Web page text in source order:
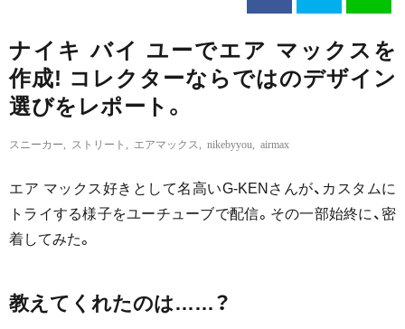
ナイキ バイ ユーでエア マックスを
作成! コレクターならではのデザイン
選びをレポート。
スニーカー ストリート エアマックス nikebyyou airmax
エア マックス好きとして名高いG-KENさんが、カスタムに
トライする様子をユーチューブで配信。その一部始終に、密
着してみた。
教えてくれたのは……？